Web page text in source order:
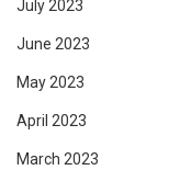
July 2023
June 2023
May 2023
April 2023
March 2023